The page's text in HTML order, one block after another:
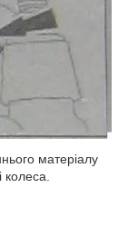
матеріалу
колеса.